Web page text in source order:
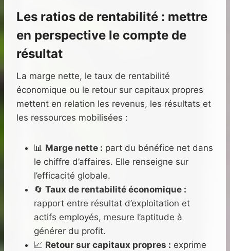
Les ratios de rentabilité : mettre
en perspective le compte de
résultat
La marge nette, le taux de rentabilité
économique ou le retour sur capitaux propres
mettent en relation les revenus, les résultats et
les ressources mobilisées :
📊 Marge nette : part du bénéfice net dans
le chiffre d’affaires. Elle renseigne sur
l’efficacité globale.
🔄 Taux de rentabilité économique :
rapport entre résultat d’exploitation et
actifs employés, mesure l’aptitude à
générer du profit.
📈 Retour sur capitaux propres : exprime